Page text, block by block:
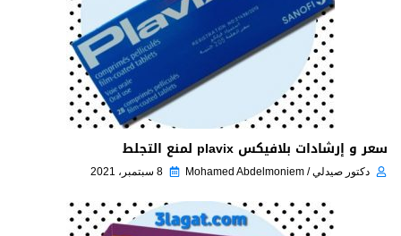
سعر و إرشادات بلافيكس plavix لمنع التجلط
دكتور صيدلي / Mohamed Abdelmoniem 8 سبتمبر، 2021